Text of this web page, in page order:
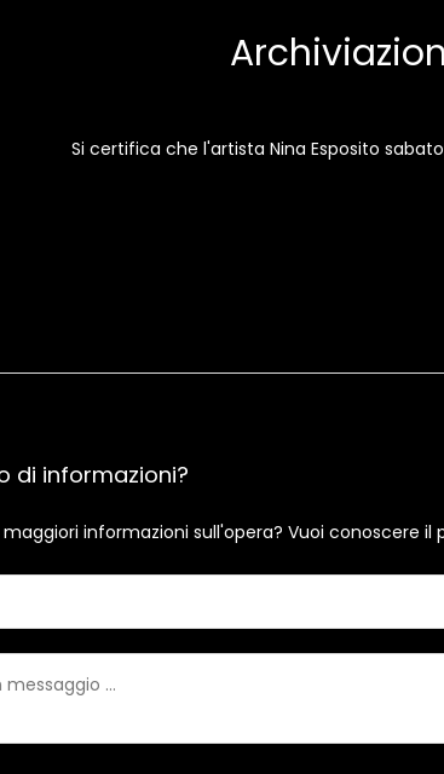
Si certifica che l'artista Nina Esposito sabato
di informazioni?
informazioni sull'opera? Vuoi conoscere